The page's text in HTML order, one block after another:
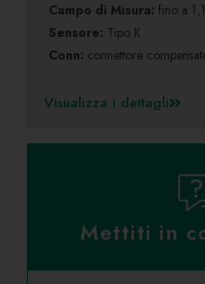
Campo di Misura:fino a
Sensore: Tipo K
Conn: connettore
Visualizza i dettagli
Mettiti in